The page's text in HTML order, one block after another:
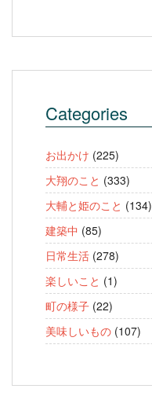
Categories
お出かけ (225)
大翔のこと (333)
大輔と姫のこと (134)
建築中 (85)
日常生活 (278)
楽しいこと (1)
町の様子 (22)
美味しいもの (107)